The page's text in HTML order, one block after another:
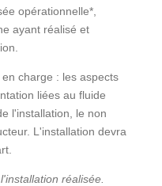
opérationnelle*,
ayant réalisé et
charge : les aspects
liées au fluide
l'installation, le non
L'installation devra
réalisée.